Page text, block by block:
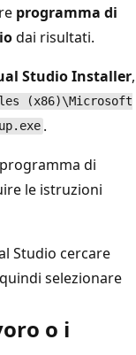
programma di
dai risultati.
Studio Installer,
(x86)\Microsoft
.
di
le istruzioni
Studio cercare
selezionare
o i